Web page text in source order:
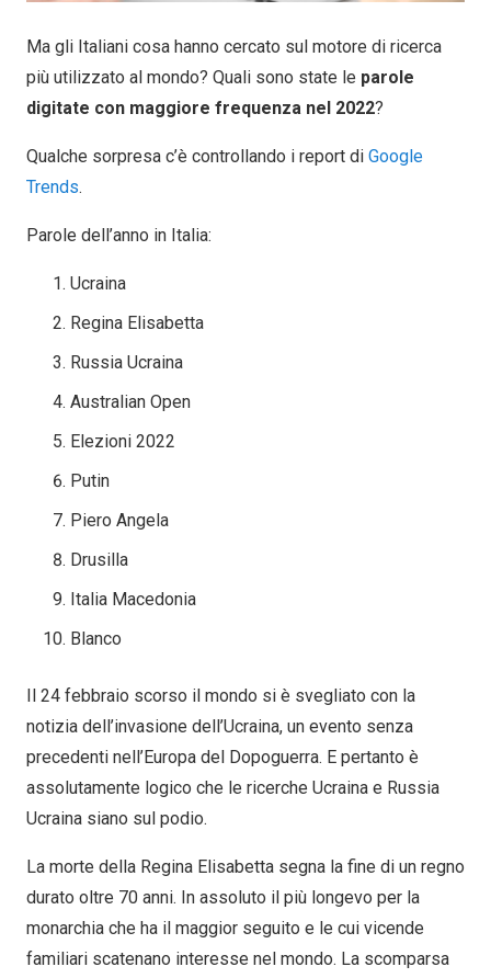
Ma gli Italiani cosa hanno cercato sul motore di ricerca
più utilizzato al mondo? Quali sono state le parole
digitate con maggiore frequenza nel 2022?
Qualche sorpresa c’è controllando i report di Google
Trends.
Parole dell’anno in Italia:
Ucraina
Regina Elisabetta
Russia Ucraina
Australian Open
Elezioni 2022
Putin
Piero Angela
Drusilla
Italia Macedonia
Blanco
Il 24 febbraio scorso il mondo si è svegliato con la
notizia dell’invasione dell’Ucraina, un evento senza
precedenti nell’Europa del Dopoguerra. E pertanto è
assolutamente logico che le ricerche Ucraina e Russia
Ucraina siano sul podio.
La morte della Regina Elisabetta segna la fine di un regno
durato oltre 70 anni. In assoluto il più longevo per la
monarchia che ha il maggior seguito e le cui vicende
familiari scatenano interesse nel mondo. La scomparsa